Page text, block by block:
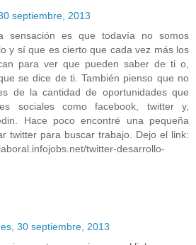
septiembre, 2013
sensación es que todavía no somos
y sí que es cierto que cada vez más los
para ver que pueden saber de ti o,
se dice de ti. También pienso que no
de la cantidad de oportunidades que
sociales como facebook, twitter y,
Hace poco encontré una pequeña
twitter para buscar trabajo. Dejo el link:
twitter-desarrollo-
30 septiembre, 2013